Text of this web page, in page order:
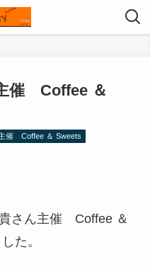
催 Coffee ＆
催 Coffee ＆ Sweets
さん主催 Coffee ＆
た。